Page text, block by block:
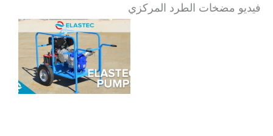
فيديو مضخات الطرد المركزي